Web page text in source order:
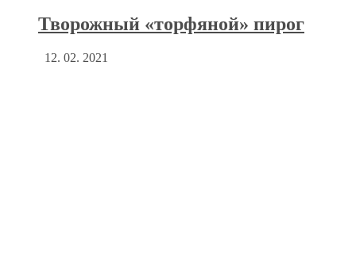
Творожный «торфяной» пирог
12. 02. 2021